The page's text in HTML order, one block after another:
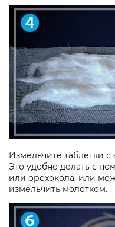
Измельчите таблетки
Это удобно делать с
или орехокола, или
измельчить молотком.